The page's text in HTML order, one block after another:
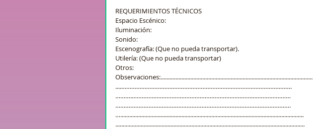
REQUERIMIENTOS TÉCNICOS
Espacio Escénico:
Iluminación:
Sonido:
Escenografía: (Que no pueda transportar).
Utilería: (Que no pueda transportar)
Otros:
Observaciones:......................................................................................................
....………………………………………………………………………………………….
……….……………………………………………………………………………………
…………………………………………………………………………………………….
…...........................................................................................................................
...............................................................................................................................